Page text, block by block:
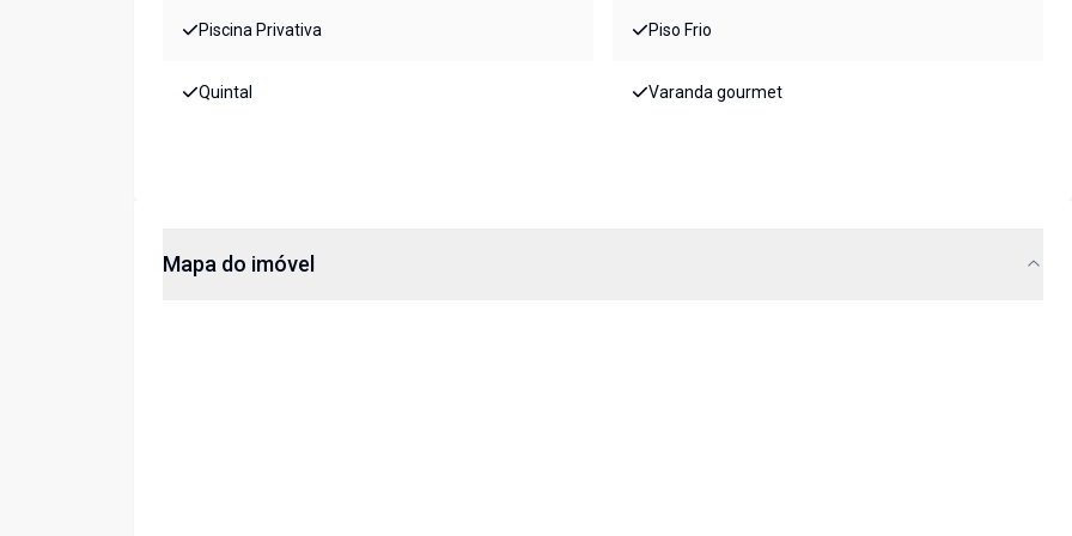
Piscina Privativa Piso Frio
Quintal Varanda gourmet
Mapa do imóvel